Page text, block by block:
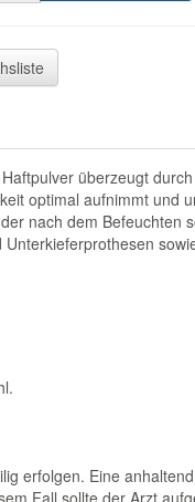
überzeugt
optimal aufnimmt und
nach dem Befeuchten
erfolgen. Eine
Fall sollte der Arzt